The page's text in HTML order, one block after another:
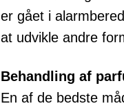
er gået i
at udvikle andre
Behandling af
En af de bedste